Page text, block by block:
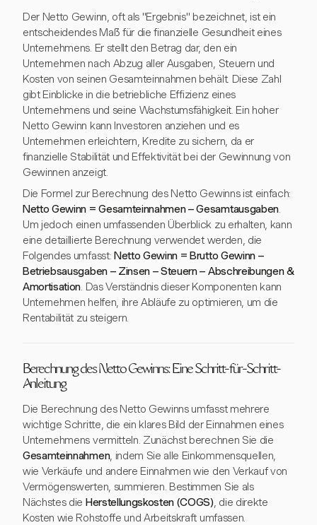
Der Netto Gewinn, oft als "Ergebnis" bezeichnet, ist ein
entscheidendes Maß für die finanzielle Gesundheit eines
Unternehmens. Er stellt den Betrag dar, den ein
Unternehmen nach Abzug aller Ausgaben, Steuern und
Kosten von seinen Gesamteinnahmen behält. Diese Zahl
gibt Einblicke in die betriebliche Effizienz eines
Unternehmens und seine Wachstumsfähigkeit. Ein hoher
Netto Gewinn kann Investoren anziehen und es
Unternehmen erleichtern, Kredite zu sichern, da er
finanzielle Stabilität und Effektivität bei der Gewinnung von
Gewinnen anzeigt.
Die Formel zur Berechnung des Netto Gewinns ist einfach:
Netto Gewinn = Gesamteinnahmen – Gesamtausgaben.
Um jedoch einen umfassenden Überblick zu erhalten, kann
eine detaillierte Berechnung verwendet werden, die
Folgendes umfasst: Netto Gewinn = Brutto Gewinn –
Betriebsausgaben – Zinsen – Steuern – Abschreibungen &
Amortisation. Das Verständnis dieser Komponenten kann
Unternehmen helfen, ihre Abläufe zu optimieren, um die
Rentabilität zu steigern.
Berechnung des Netto Gewinns: Eine Schritt-für-Schritt-
Anleitung
Die Berechnung des Netto Gewinns umfasst mehrere
wichtige Schritte, die ein klares Bild der Einnahmen eines
Unternehmens vermitteln. Zunächst berechnen Sie die
Gesamteinnahmen, indem Sie alle Einkommensquellen,
wie Verkäufe und andere Einnahmen wie den Verkauf von
Vermögenswerten, summieren. Bestimmen Sie als
Nächstes die Herstellungskosten (COGS), die direkte
Kosten wie Rohstoffe und Arbeitskraft umfassen.